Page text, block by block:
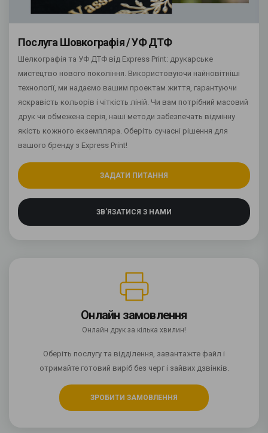
Послуга Шовкографія / УФ ДТФ
Шелкографія та УФ ДТФ від Express Print: друкарське
мистецтво нового покоління. Використовуючи найновітніші
технології, ми надаємо вашим проектам життя, гарантуючи
яскравість кольорів і чіткість ліній. Чи вам потрібний масовий
друк чи обмежена серія, наші методи забезпечать відмінну
якість кожного екземпляра. Оберіть сучасні рішення для
вашого бренду з Express Print!
ЗАДАТИ ПИТАННЯ
ЗВ'ЯЗАТИСЯ З НАМИ
Онлайн замовлення
Онлайн друк за кілька хвилин!
Оберіть послугу та відділення, завантажте файл і
отримайте готовий виріб без черг і зайвих дзвінків.
ЗРОБИТИ ЗАМОВЛЕННЯ